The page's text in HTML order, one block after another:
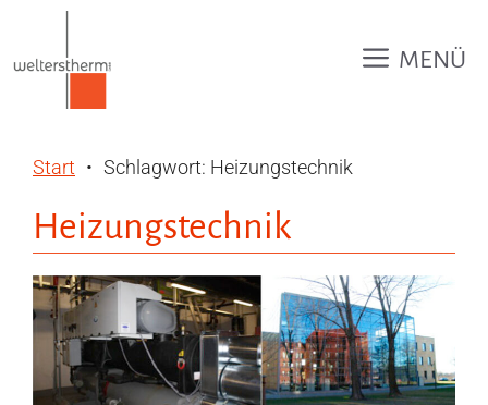
springen
MENÜ
Start Schlagwort: Heizungstechnik
Heizungstechnik